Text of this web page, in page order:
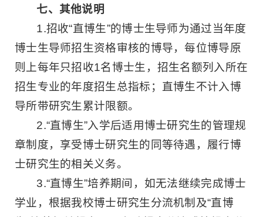
七、其他说明
1.招收“直博生”的博士生导师为通过当年度
博士生导师招生资格审核的博导，每位博导原
则上每年只招收1名博士生，招生名额列入所在
招生专业的年度招生总指标；直博生不计入博
导所带研究生累计限额。
2.“直博生”入学后适用博士研究生的管理规
章制度，享受博士研究生的同等待遇，履行博
士研究生的相关义务。
3.“直博生”培养期间，如无法继续完成博士
学业，根据我校博士研究生分流机制及“直博